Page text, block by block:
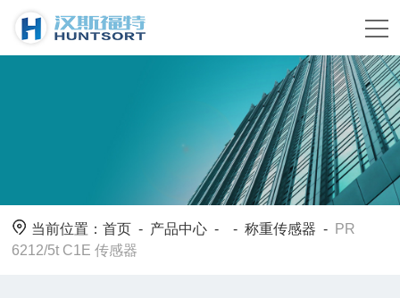
当前位置：首页 - 产品中心 - -称重传感器 -
PR
6212/5t C1E 传感器